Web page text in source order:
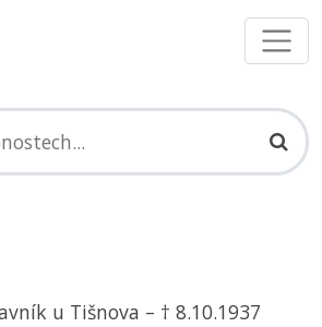
u Tišnova – † 8.10.1937